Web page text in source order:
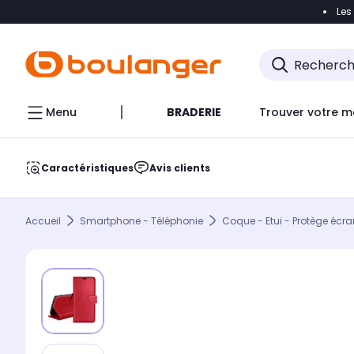
Accéder
Menu BRADERIE Trouver votre
Caractéristiques Avis clients
Accueil Smartphone - Téléphonie Coque - Etui - Protège